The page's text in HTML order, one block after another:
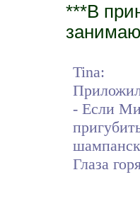
***В
Tina:
- Если
Глаза